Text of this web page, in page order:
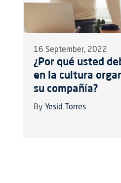
16 September, 2022
¿Por qué usted
en la cultura
su compañía?
By Yesid Torres